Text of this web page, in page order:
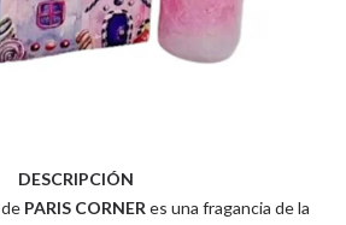
DESCRIPCIÓN
de PARIS CORNER es una fragancia de la